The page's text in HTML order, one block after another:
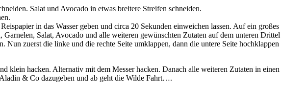
Salat und Avocado in etwas breitere Streifen schneiden.
in das Wasser geben und circa 20 Sekunden einweichen lassen. Auf ein
Salat, Avocado und alle weiteren gewünschten Zutaten auf dem unteren
Nun zuerst die linke und die rechte Seite umklappen, dann die untere Seite
klein hacken. Alternativ mit dem Messer hacken. Danach alle weiteren Zutaten in
& Co dazugeben und ab geht die Wilde Fahrt….